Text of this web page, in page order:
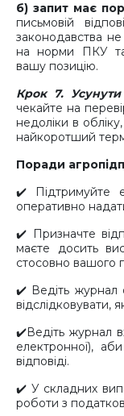
б) запит має
письмовій
законодавства
на норми ПКУ
вашу позицію.
Крок 7. Усунути
чекайте на
недоліки в обліку,
найкоротший
Поради
✔️ Підтримуйте
оперативно
✔️ Призначте
маєте досить
стосовно вашого
✔️ Ведіть журнал
відслідковувати,
✔️Ведіть журнал
електронної),
відповіді.
✔️ У складних
роботи з